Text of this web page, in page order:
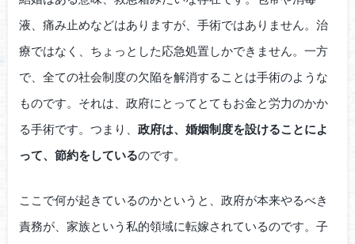
液、痛み止めなどはありますが、手術ではありません。治
療ではなく、ちょっとした応急処置しかできません。一方
で、全ての社会制度の欠陥を解消することは手術のような
ものです。それは、政府にとってとてもお金と労力のかか
る手術です。つまり、 政府は、婚姻制度を設けることによ
って、節約をしているのです。
ここで何が起きているのかというと、政府が本来やるべき
責務が、家族という私的領域に転嫁されているのです。子